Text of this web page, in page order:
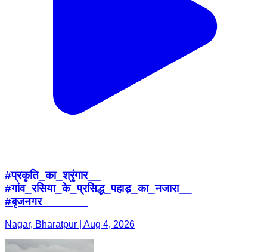
#प्रकृति_का_श्रृंगार__
#गांव_रसिया_के_प्रसिद्ध_पहाड़_का_नजारा__
#बृजनगर_______
Nagar, Bharatpur | Aug 4, 2026